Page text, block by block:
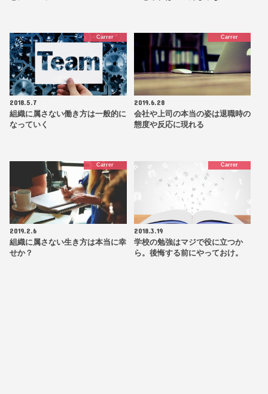
Carrer
2018.5.7
組織に属さない働き方は一般的に
なっていく
Carrer
2019.6.28
会社や上司の本当の姿は退職時の
態度や反応に現れる
Carrer
2019.2.6
組織に属さない生き方は本当に幸
せか？
Carrer
2018.3.19
学校の勉強はマジで役に立つか
ら。後悔する前にやっておけ。